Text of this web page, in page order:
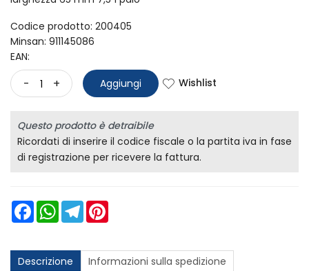
Codice prodotto: 200405
Minsan: 911145086
EAN:
- + Aggiungi Wishlist
Questo prodotto è detraibile
Ricordati di inserire il codice fiscale o la partita iva in fase
di registrazione per ricevere la fattura.
FacebookWhatsAppTelegram
Descrizione Informazioni sulla spedizione